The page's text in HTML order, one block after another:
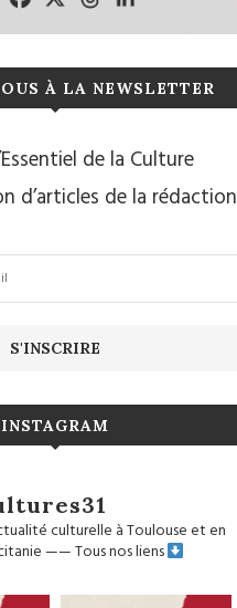
À LA NEWSLETTER
de la Culture
d’articles de la rédaction
INSTAGRAM
culturelle à Toulouse et en
——Tous nos liens